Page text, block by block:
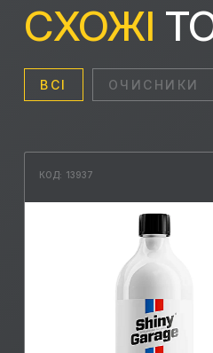
СХОЖІ
ВСІ ОЧИСНИКИ
КОД: 13937